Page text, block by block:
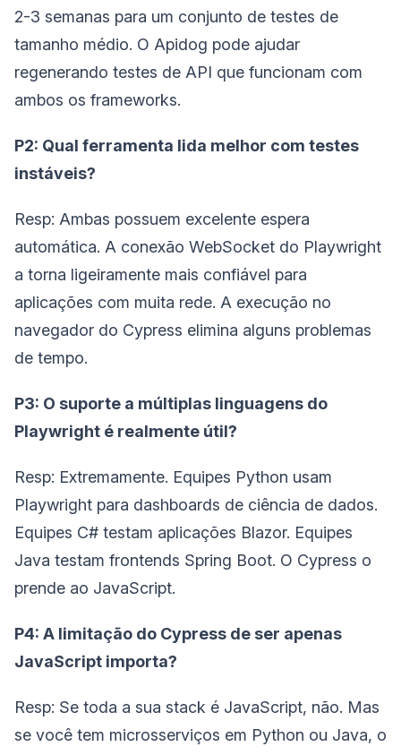
2-3 semanas para um conjunto de testes de
tamanho médio. O Apidog pode ajudar
regenerando testes de API que funcionam com
ambos os frameworks.
P2: Qual ferramenta lida melhor com testes
instáveis?
Resp: Ambas possuem excelente espera
automática. A conexão WebSocket do Playwright
a torna ligeiramente mais confiável para
aplicações com muita rede. A execução no
navegador do Cypress elimina alguns problemas
de tempo.
P3: O suporte a múltiplas linguagens do
Playwright é realmente útil?
Resp: Extremamente. Equipes Python usam
Playwright para dashboards de ciência de dados.
Equipes C# testam aplicações Blazor. Equipes
Java testam frontends Spring Boot. O Cypress o
prende ao JavaScript.
P4: A limitação do Cypress de ser apenas
JavaScript importa?
Resp: Se toda a sua stack é JavaScript, não. Mas
se você tem microsserviços em Python ou Java, o